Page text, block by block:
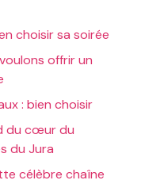
choisir sa soirée
offrir un
: bien choisir
du cœur du
du Jura
célèbre chaîne